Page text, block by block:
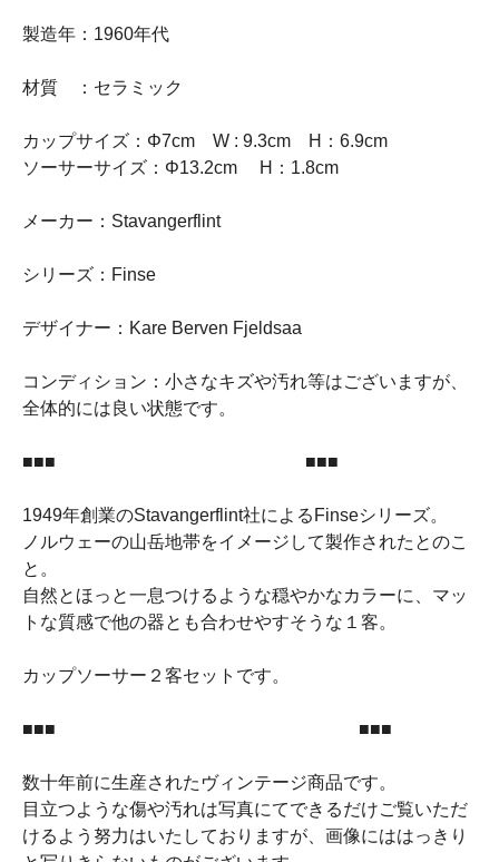
製造年：1960年代
材質 ：セラミック
カップサイズ：Φ7cm W : 9.3cm H：6.9cm
ソーサーサイズ：Φ13.2cm H：1.8cm
メーカー：Stavangerflint
シリーズ：Finse
デザイナー：Kare Berven Fjeldsaa
コンディション：小さなキズや汚れ等はございますが、
全体的には良い状態です。
■■■ ■■■
1949年創業のStavangerflint社によるFinseシリーズ。
ノルウェーの山岳地帯をイメージして製作されたとのこ
と。
自然とほっと一息つけるような穏やかなカラーに、マッ
トな質感で他の器とも合わせやすそうな１客。
カップソーサー２客セットです。
■■■ ■■■
数十年前に生産されたヴィンテージ商品です。
目立つような傷や汚れは写真にてできるだけご覧いただ
けるよう努力はいたしておりますが、画像にははっきり